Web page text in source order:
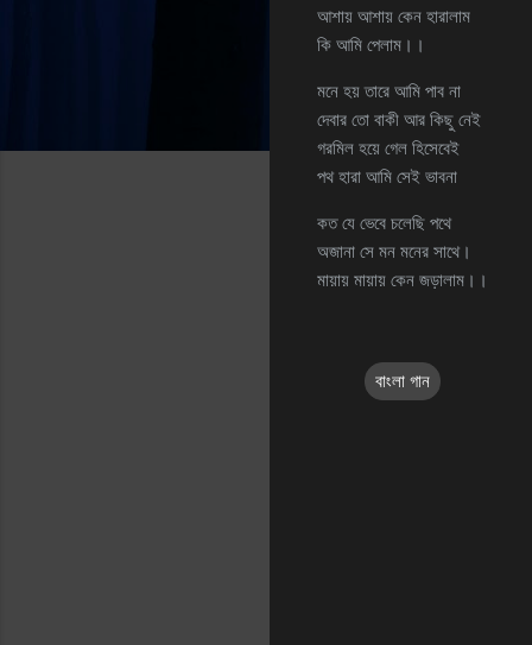
আশায় আশায় কেন হারালাম
কি আমি পেলাম।।
মনে হয় তারে আমি পাব না
দেবার তো বাকী আর কিছু নেই
গরমিল হয়ে গেল হিসেবেই
পথ হারা আমি সেই ভাবনা
কত যে ভেবে চলেছি পথে
অজানা সে মন মনের সাথে।
মায়ায় মায়ায় কেন জড়ালাম।।
বাংলা গান